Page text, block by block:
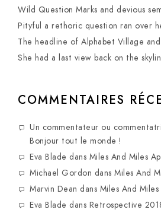
Wild Question Marks and devious
Pityful a rethoric question ran over
The headline of Alphabet Village
She had a last view back on the
COMMENTAIRES
Un commentateur ou
Bonjour tout le monde !
Eva Blade dans Miles And Miles
Michael Gordon dans Miles And
Marvin Dean dans Miles And
Eva Blade dans Retrospective